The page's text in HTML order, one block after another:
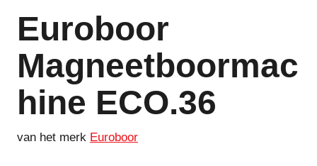
Euroboor
Magneetboormac
hine ECO.36
van het merk Euroboor